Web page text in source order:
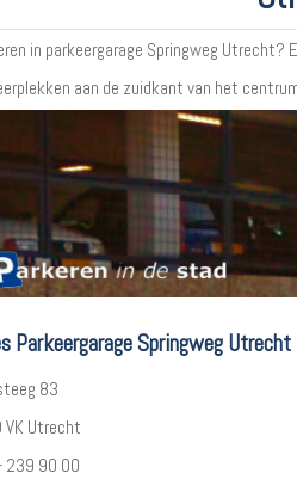
in parkeergarage Springweg Utrecht?
aan de zuidkant van het
Parkeergarage Springweg Utrecht
83
VK Utrecht
239 90 00